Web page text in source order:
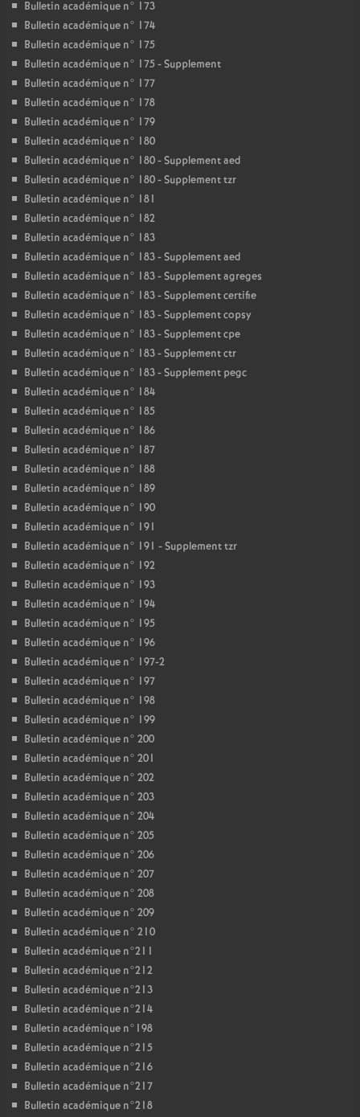
Bulletin académique n° 173
Bulletin académique n° 174
Bulletin académique n° 175
Bulletin académique n° 175 - Supplement
Bulletin académique n° 177
Bulletin académique n° 178
Bulletin académique n° 179
Bulletin académique n° 180
Bulletin académique n° 180 - Supplement aed
Bulletin académique n° 180 - Supplement tzr
Bulletin académique n° 181
Bulletin académique n° 182
Bulletin académique n° 183
Bulletin académique n° 183 - Supplement aed
Bulletin académique n° 183 - Supplement agreges
Bulletin académique n° 183 - Supplement certifie
Bulletin académique n° 183 - Supplement copsy
Bulletin académique n° 183 - Supplement cpe
Bulletin académique n° 183 - Supplement ctr
Bulletin académique n° 183 - Supplement pegc
Bulletin académique n° 184
Bulletin académique n° 185
Bulletin académique n° 186
Bulletin académique n° 187
Bulletin académique n° 188
Bulletin académique n° 189
Bulletin académique n° 190
Bulletin académique n° 191
Bulletin académique n° 191 - Supplement tzr
Bulletin académique n° 192
Bulletin académique n° 193
Bulletin académique n° 194
Bulletin académique n° 195
Bulletin académique n° 196
Bulletin académique n° 197-2
Bulletin académique n° 197
Bulletin académique n° 198
Bulletin académique n° 199
Bulletin académique n° 200
Bulletin académique n° 201
Bulletin académique n° 202
Bulletin académique n° 203
Bulletin académique n° 204
Bulletin académique n° 205
Bulletin académique n° 206
Bulletin académique n° 207
Bulletin académique n° 208
Bulletin académique n° 209
Bulletin académique n° 210
Bulletin académique n°211
Bulletin académique n°212
Bulletin académique n°213
Bulletin académique n°214
Bulletin académique n°198
Bulletin académique n°215
Bulletin académique n°216
Bulletin académique n°217
Bulletin académique n°218